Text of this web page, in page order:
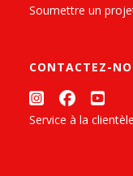
Soumettre un
CONTACTEZ-
Service à la clientèle